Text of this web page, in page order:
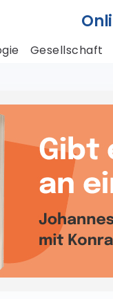
Gesellschaft